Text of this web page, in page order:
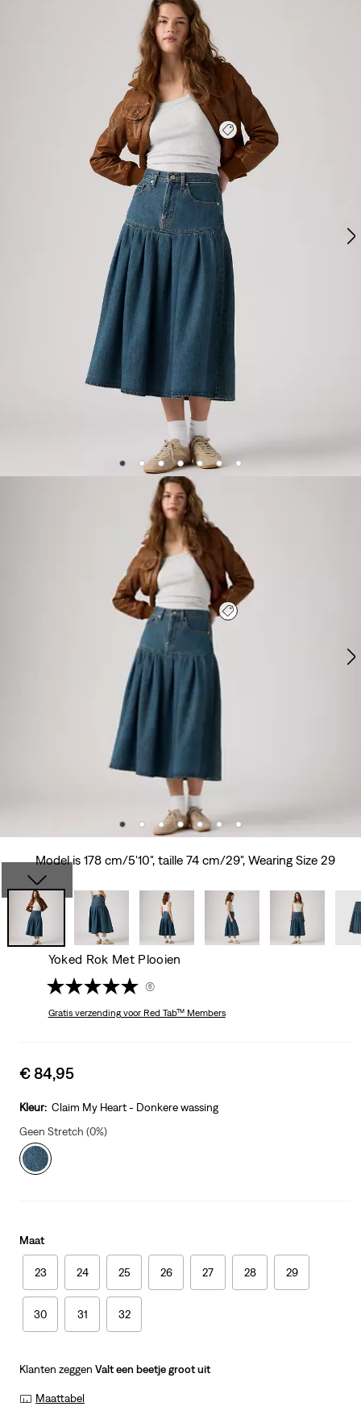
Model is 178 cm/5'10", taille 74 cm/29", Wearing Size 29
Yoked Rok Met Plooien
(6)
Gratis verzendingvoor Red Tab™ Members
Sale
is
€ 84,95
Kleur: Claim My Heart - Donkere wassing
Geen Stretch (0%)
Maat
23 24 25 26 27 28 29
30 31 32
Klanten zeggen Valt een beetje groot uit
Maattabel